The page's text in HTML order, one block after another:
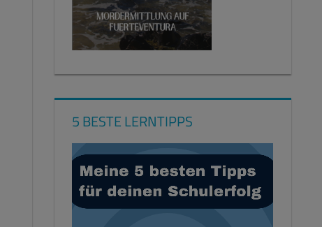
5 BESTE LERNTIPPS
Video-
Player